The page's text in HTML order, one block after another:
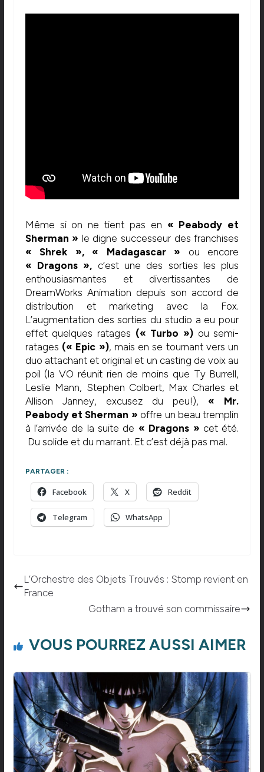
Même si on ne tient pas en « Peabody et
Sherman » le digne successeur des franchises
« Shrek »,
« Madagascar » ou encore
« Dragons », c’est une des sorties les plus
enthousiasmantes et divertissantes de
DreamWorks Animation depuis son accord de
distribution et marketing avec la Fox.
L’augmentation des sorties du studio a eu pour
effet quelques ratages (« Turbo »)ou semi-
ratages (« Epic »), mais en se tournant vers un
duo attachant et original et un casting de voix au
poil (la VO réunit rien de moins que Ty Burrell,
Leslie Mann, Stephen Colbert, Max Charles et
Allison Janney, excusez du peu!), « Mr.
Peabody et Sherman » offre un beau tremplin
à l’arrivée de la suite de « Dragons » cet été.
Du solide et du marrant. Et c’est déjà pas mal.
PARTAGER :
Facebook X Reddit
Telegram WhatsApp
L’Orchestre des Objets Trouvés : Stomp revient en
France
Gotham a trouvé son commissaire
VOUS POURREZ AUSSI AIMER